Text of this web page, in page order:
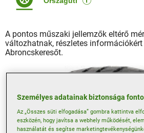
A pontos műszaki jellemzők eltérő
változhatnak, részletes
Abroncskeresőt.
Személyes adatainak biztonsága
Az „Összes süti elfogadása” gombra kattintva
eszközén, hogy javítsa a webhely működését,
használatát és segítse